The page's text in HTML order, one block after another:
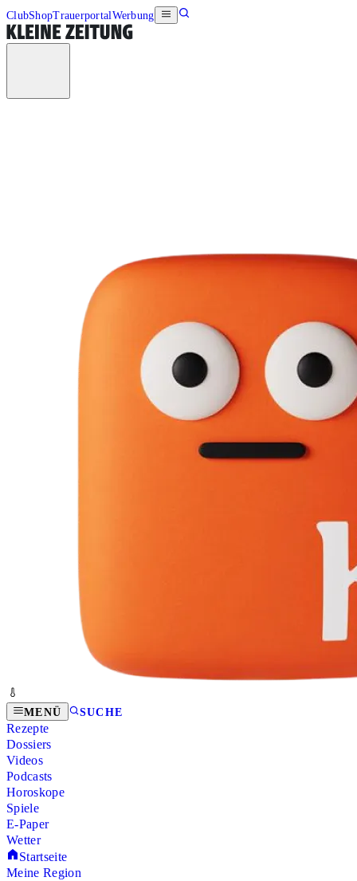
ClubShopTrauerportalWerbung
MENÜ SUCHE
Rezepte
Dossiers
Videos
Podcasts
Horoskope
Spiele
E-Paper
Wetter
Startseite
Meine Region